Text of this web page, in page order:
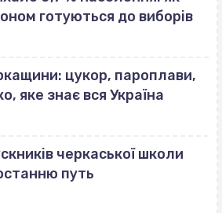
готуються до виборів
цукор, пароплави,
яке знає вся Україна
черкаської школи
путь